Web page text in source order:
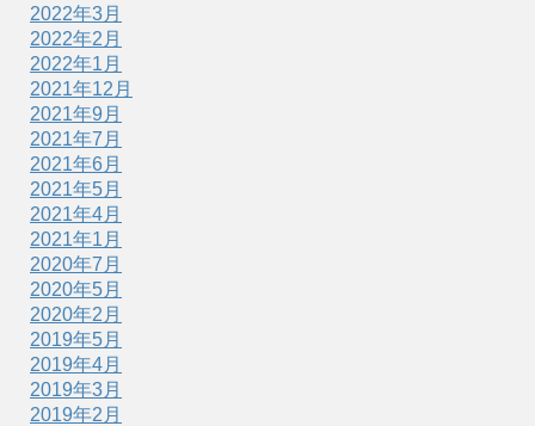
2022年3月
2022年2月
2022年1月
2021年12月
2021年9月
2021年7月
2021年6月
2021年5月
2021年4月
2021年1月
2020年7月
2020年5月
2020年2月
2019年5月
2019年4月
2019年3月
2019年2月